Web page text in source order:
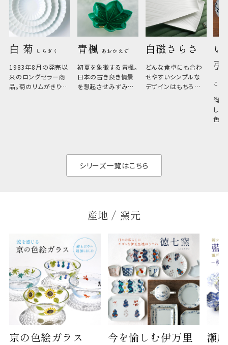
白 菊 しらぎく
1983年8月の発売以
来のロングセラー商
品。菊のリムがきりっ
青楓 あおかえで
初夏を象徴する青楓。
日本の古き良き情景
を想起させみずみず
白磁さらさ
どんな食卓にも合わ
せやすいシンプルな
デザインはもちろん、
い
こひ
陶器
しい
色の
シリーズ一覧はこちら
産地 / 窯元
京の色絵ガラス
今を愉しむ伊万里
瀬